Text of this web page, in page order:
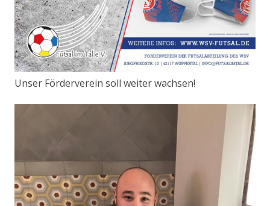
Unser Förderverein soll weiter wachsen!